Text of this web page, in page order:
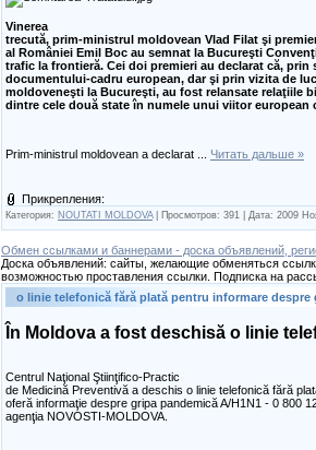
Vinerea
trecută, prim-ministrul moldovean Vlad Filat şi
al României Emil Boc au semnat la Bucureşti
trafic la frontieră. Cei doi premieri au declarat că, prin
documentului-cadru european, dar şi prin vizita de
moldoveneşti la Bucureşti, au fost relansate relaţiile
dintre cele două state în numele unui viitor european
Prim-ministrul moldovean a declarat ... Читать дальше »
Прикрепления:
Категория: NOUTATI MOLDOVA| Просмотров: 391 | Дата: 2009
Обмен ссылками и баннерами - доска объявлений,
Доска объявлений: сайты, желающие обменяться
возможностью проставления ссылки. Подписка на
o linie telefonică fără plată pentru informare despre
În Moldova a fost deschisă o linie
Centrul Naţional Ştiinţifico-Practic
de Medicină Preventivă a deschis o linie telefonică fără
oferă informaţie despre gripa pandemică A/H1N1 - 0 800
agenţia NOVOSTI-MOLDOVA.